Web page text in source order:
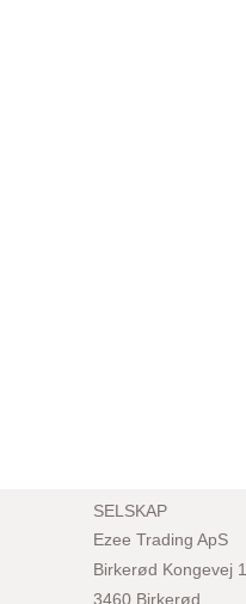
SELSKAP
Ezee Trading ApS
Birkerød Kongevej
3460 Birkerød